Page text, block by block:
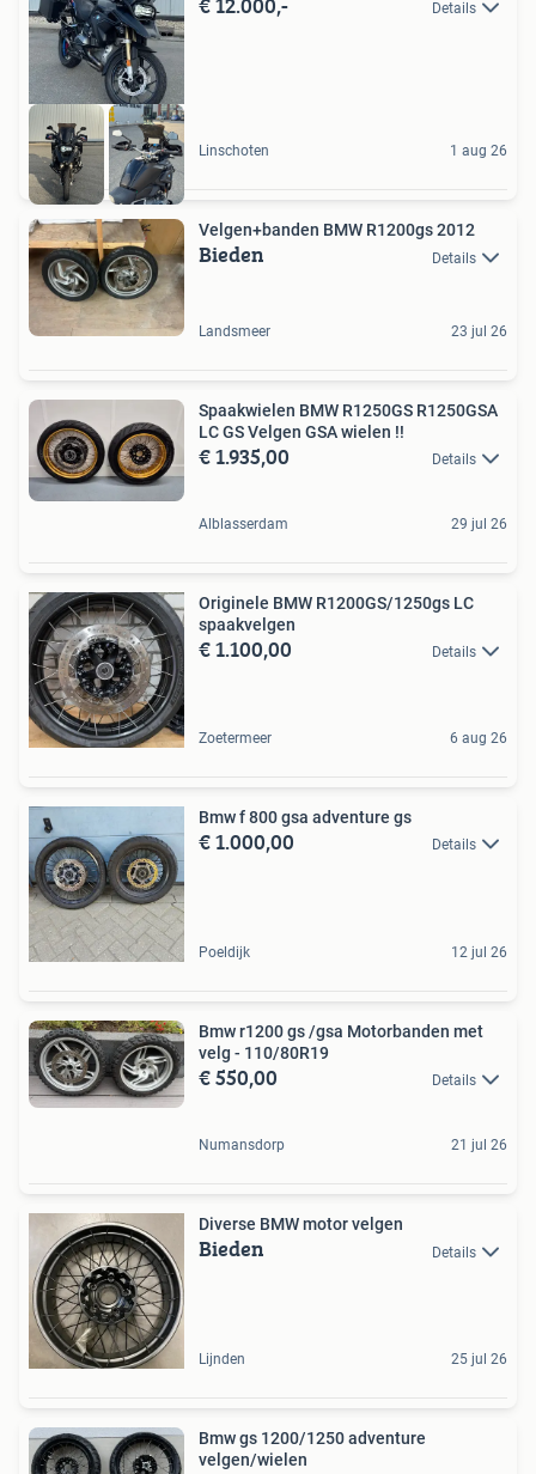
Details
Linschoten 1 aug 26
Velgen+banden BMW R1200gs 2012
Bieden Details
Landsmeer 23 jul 26
Spaakwielen BMW R1250GS R1250GSA
LC GS Velgen GSA wielen !!
€ 1.935,00 Details
Alblasserdam 29 jul 26
Originele BMW R1200GS/1250gs LC
spaakvelgen
€ 1.100,00 Details
Zoetermeer 6 aug 26
Bmw f 800 gsa adventure gs
€ 1.000,00 Details
Poeldijk 12 jul 26
Bmw r1200 gs /gsa Motorbanden met
velg - 110/80R19
€ 550,00 Details
Numansdorp 21 jul 26
Diverse BMW motor velgen
Bieden Details
Lijnden 25 jul 26
Bmw gs 1200/1250 adventure
velgen/wielen